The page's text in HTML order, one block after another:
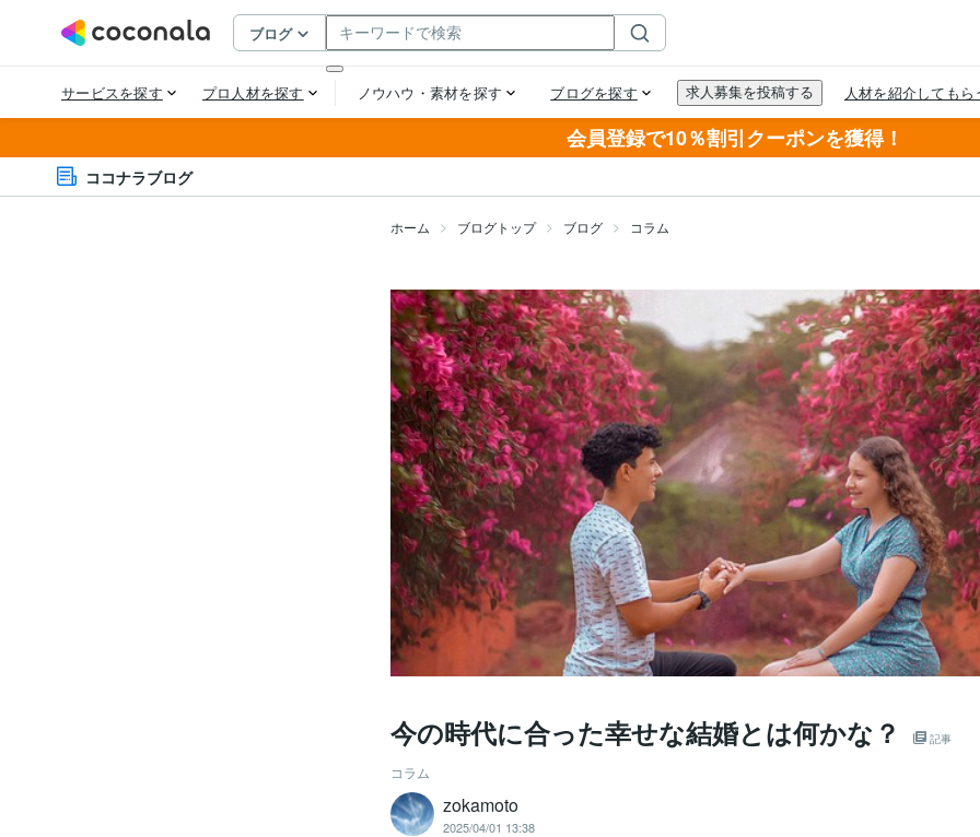
会員登録で10％割引クーポンを獲得！
ココナラブログ
ホーム ブログトップ ブログ コラム
今の時代に合った幸せな結婚とは何かな？ 記事
コラム
zokamoto
2025/04/01 13:38